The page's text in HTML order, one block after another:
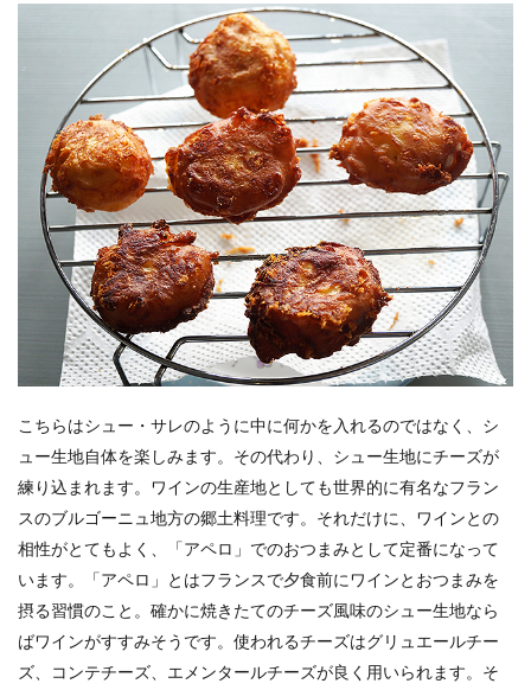
こちらはシュー・サレのように中に何かを入れるのではなく、シ
ュー生地自体を楽しみます。その代わり、シュー生地にチーズが
練り込まれます。ワインの生産地としても世界的に有名なフラン
スのブルゴーニュ地方の郷土料理です。それだけに、ワインとの
相性がとてもよく、「アペロ」でのおつまみとして定番になって
います。「アペロ」とはフランスで夕食前にワインとおつまみを
摂る習慣のこと。確かに焼きたてのチーズ風味のシュー生地なら
ばワインがすすみそうです。使われるチーズはグリュエールチー
ズ、コンテチーズ、エメンタールチーズが良く用いられます。そ